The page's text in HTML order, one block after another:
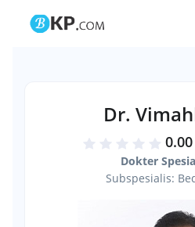
Dr.
0.00
Dokter
Subspesialis: